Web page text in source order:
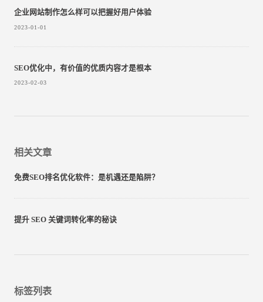
企业网站制作怎么样可以把握好用户体验
2023-01-01
SEO优化中，有价值的优质内容才是根本
2023-02-03
相关文章
免费SEO排名优化软件：是机遇还是陷阱？
提升 SEO 关键词转化率的秘诀
标签列表